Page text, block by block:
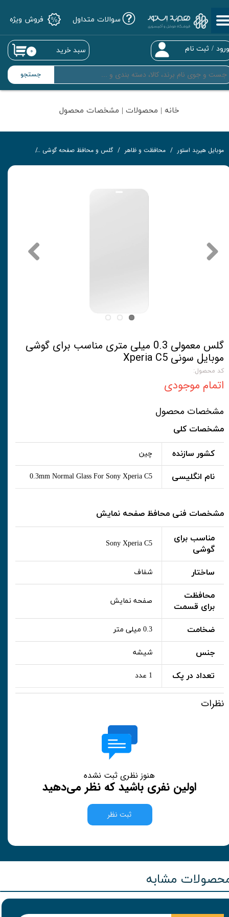
جستجو
/ ثبت نام
حساب کاربری من
تغییر گذر واژه
سفارشات
خروج از حساب کاربری
۰ سبد خرید
سوالات متداول فروش ویژه
خانه | محصولات | مشخصات محصول
موبایل هیربد استور محافظت و ظاهر گلس و محافظ صفحه گوشی
گلس معمولی 0.3 میلی متری مناسب برای گوشی
موبایل سونی Xperia C5
کد محصول:
اتمام موجودی
مشخصات محصول
مشخصات کلی
کشور سازنده چین
نام انگلیسی 0.3mm Normal Glass For Sony Xperia C5
مشخصات فنی محافظ صفحه نمایش
مناسب برای
گوشی
Sony Xperia C5
ساختار شفاف
محافظت
برای قسمت
صفحه نمایش
ضخامت 0.3 میلی متر
جنس شیشه
تعداد در پک 1 عدد
نظرات
هنوز نظری ثبت نشده
اولین نفری باشید که نظر می‌دهید
ثبت نظر
مشابه